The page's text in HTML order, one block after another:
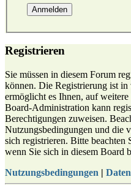
Registrieren
Sie müssen in diesem Forum
können. Die Registrierung ist
ermöglicht es Ihnen, auf
Board-Administration kann
Berechtigungen zuweisen.
Nutzungsbedingungen und die
sich registrieren. Bitte beachten
wenn Sie sich in diesem Board
Nutzungsbedingungen |